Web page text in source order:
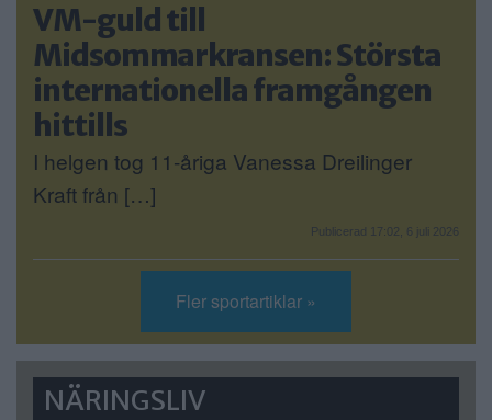
VM-guld till
Midsommarkransen: Största
internationella framgången
hittills
I helgen tog 11-åriga Vanessa Dreilinger
Kraft från […]
Publicerad 17:02, 6 juli 2026
Fler sportartiklar »
NÄRINGSLIV